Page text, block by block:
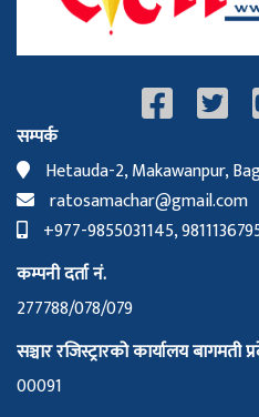
सम्पर्क
Hetauda-2, Makawanpur,
ratosamachar@gmail.com
+977-9855031145,
कम्पनी दर्ता नं.
277788/078/079
सञ्चार रजिस्ट्रारको कार्यालय बागमती
00091